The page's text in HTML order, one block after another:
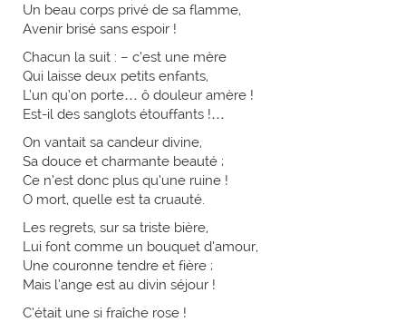
Un beau corps privé de sa flamme,
Avenir brisé sans espoir !
Chacun la suit : – c’est une mère
Qui laisse deux petits enfants,
L’un qu’on porte… ô douleur amère !
Est-il des sanglots étouffants !…
On vantait sa candeur divine,
Sa douce et charmante beauté ;
Ce n’est donc plus qu’une ruine !
O mort, quelle est ta cruauté.
Les regrets, sur sa triste bière,
Lui font comme un bouquet d’amour,
Une couronne tendre et fière ;
Mais l’ange est au divin séjour !
C’était une si fraîche rose !